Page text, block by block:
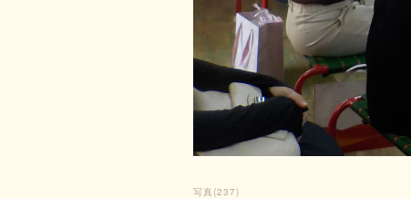
写真 (237)